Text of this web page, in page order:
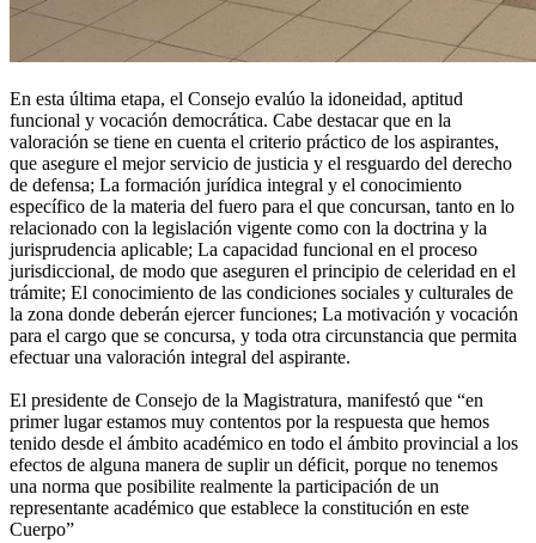
En esta última etapa, el Consejo evalúo la idoneidad, aptitud
funcional y vocación democrática. Cabe destacar que en la
valoración se tiene en cuenta el criterio práctico de los aspirantes,
que asegure el mejor servicio de justicia y el resguardo del derecho
de defensa; La formación jurídica integral y el conocimiento
específico de la materia del fuero para el que concursan, tanto en lo
relacionado con la legislación vigente como con la doctrina y la
jurisprudencia aplicable; La capacidad funcional en el proceso
jurisdiccional, de modo que aseguren el principio de celeridad en el
trámite; El conocimiento de las condiciones sociales y culturales de
la zona donde deberán ejercer funciones; La motivación y vocación
para el cargo que se concursa, y toda otra circunstancia que permita
efectuar una valoración integral del aspirante.
El presidente de Consejo de la Magistratura, manifestó que “en
primer lugar estamos muy contentos por la respuesta que hemos
tenido desde el ámbito académico en todo el ámbito provincial a los
efectos de alguna manera de suplir un déficit, porque no tenemos
una norma que posibilite realmente la participación de un
representante académico que establece la constitución en este
Cuerpo”